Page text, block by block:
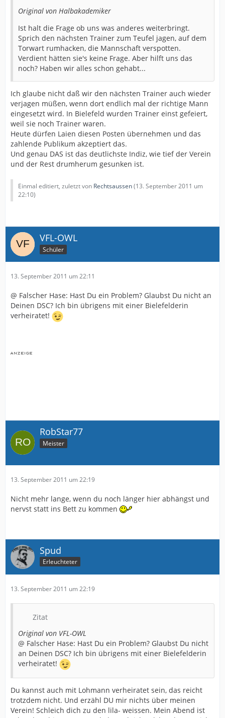
Original von Halbakademiker
Ist halt die Frage ob uns was anderes weiterbringt.
Sprich den nächsten Trainer zum Teufel jagen, auf dem
Torwart rumhacken, die Mannschaft verspotten.
Verdient hätten sie's keine Frage. Aber hilft uns das
noch? Haben wir alles schon gehabt...
Ich glaube nicht daß wir den nächsten Trainer auch wieder
verjagen müßen, wenn dort endlich mal der richtige Mann
eingesetzt wird. In Bielefeld wurden Trainer einst gefeiert,
weil sie noch Trainer waren.
Heute dürfen Laien diesen Posten übernehmen und das
zahlende Publikum akzeptiert das.
Und genau DAS ist das deutlichste Indiz, wie tief der Verein
und der Rest drumherum gesunken ist.
Einmal editiert, zuletzt von Rechtsaussen(13. September 2011 um
22:10)
VFL-OWL
Schüler
13. September 2011 um 22:11
@ Falscher Hase: Hast Du ein Problem? Glaubst Du nicht an
Deinen DSC? Ich bin übrigens mit einer Bielefelderin
verheiratet!
RobStar77
Meister
13. September 2011 um 22:19
Nicht mehr lange, wenn du noch länger hier abhängst und
nervst statt ins Bett zu kommen
Spud
Erleuchteter
13. September 2011 um 22:19
Zitat
Original von VFL-OWL
@ Falscher Hase: Hast Du ein Problem? Glaubst Du nicht
an Deinen DSC? Ich bin übrigens mit einer Bielefelderin
verheiratet!
Du kannst auch mit Lohmann verheiratet sein, das reicht
trotzdem nicht. Und erzähl DU mir nichts über meinen
Verein! Schleich dich zu den lila- weissen. Mein Abend ist